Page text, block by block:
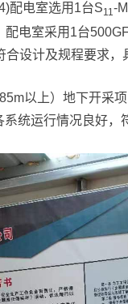
配电室选用1台S11-
电室采用1台
设计及规程要求，
以上）地下开采
统运行情况良好，